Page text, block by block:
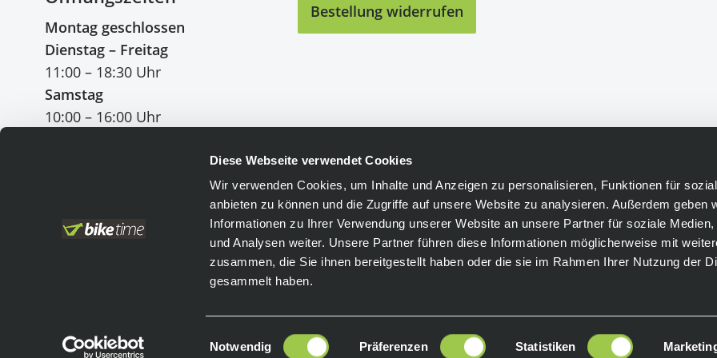
Diese Webseite verwendet Cookies
Wir verwenden Cookies, um Inhalte und Anzeigen zu personalisieren, Funktionen für
anbieten zu können und die Zugriffe auf unsere Website zu analysieren. Außerdem geben
Informationen zu Ihrer Verwendung unserer Website an unsere Partner für soziale Medien,
und Analysen weiter. Unsere Partner führen diese Informationen möglicherweise mit
zusammen, die Sie ihnen bereitgestellt haben oder die sie im Rahmen Ihrer Nutzung der
gesammelt haben.
Einwilligungsauswahl
Notwendig Präferenzen Statistiken
Montag geschlossen
Dienstag – Freitag
11:00 – 18:30 Uhr
Samstag
10:00 – 16:00 Uhr
Bestellung widerrufen
Leasing